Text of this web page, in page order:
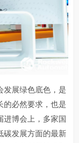
发展绿色底色，是
的必然要求，也是
进博会上，多家国
碳发展方面的最新